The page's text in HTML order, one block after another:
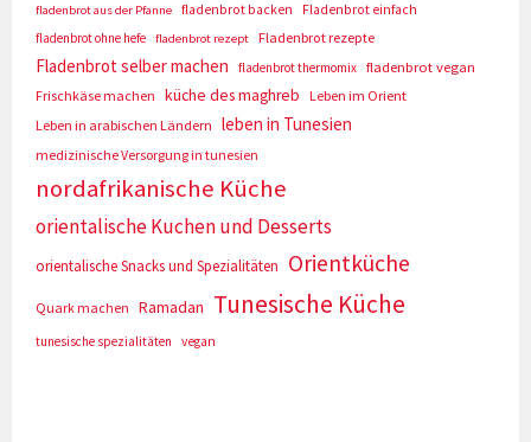
fladenbrot aus der Pfanne fladenbrot backen
Fladenbrot einfach
fladenbrot ohne hefe
fladenbrot rezept Fladenbrot rezepte
Fladenbrot selber machen fladenbrot thermomix fladenbrot vegan
Frischkäse machen
küche des maghreb
Leben im Orient
Leben in arabischen Ländern
leben in Tunesien
medizinische Versorgung in tunesien
nordafrikanische Küche
orientalische Kuchen und Desserts
orientalische Snacks und Spezialitäten Orientküche
Quark machen Ramadan Tunesische Küche
tunesische spezialitäten vegan